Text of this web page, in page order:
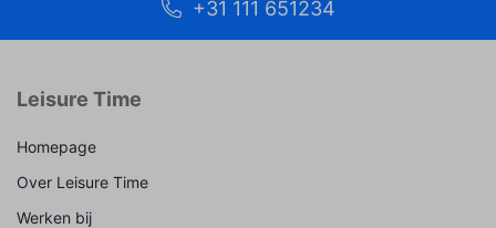
+31 111 651234
Leisure Time
Homepage
Over Leisure Time
Werken bij